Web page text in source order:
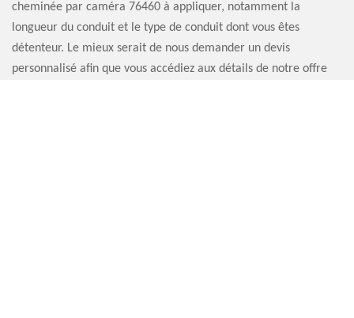
cheminée par caméra 76460 à appliquer, notamment la
longueur du conduit et le type de conduit dont vous êtes
détenteur. Le mieux serait de nous demander un devis
personnalisé afin que vous accédiez aux détails de notre offre